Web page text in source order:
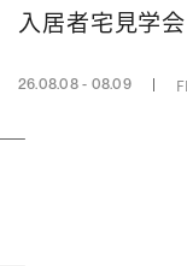
入居者宅見学
26.08.08 - 08.09